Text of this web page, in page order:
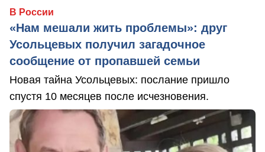
В России
«Нам мешали жить проблемы»: друг
Усольцевых получил загадочное
сообщение от пропавшей семьи
Новая тайна Усольцевых: послание пришло
спустя 10 месяцев после исчезновения.